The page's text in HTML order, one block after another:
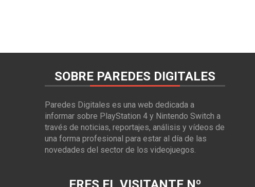
SOBRE PAREDES DIGITALES
Paredes Digitales es una web dedicada a
informar sobre PlayStation 4 y Nintendo Switch a
través de noticias, reportajes, análisis y vídeos de
una forma profesional para estar al día de las
novedades del sector de los videojuegos.